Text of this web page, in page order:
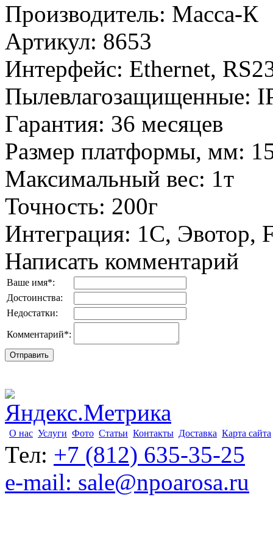
Производитель: Масса-К
Артикул: 8653
Интерфейс: Ethernet,
Пылевлагозащищенные:
Гарантия: 36 месяцев
Размер платформы, мм:
Максимальный вес: 1т
Точность: 200г
Интеграция: 1С,
Написать комментарий
Ваше имя*:
Достоинства:
Недостатки:
Комментарий*:
О нас Услуги Фото Статьи Контакты Доставка Карта сайта
Тел: +7 (812) 635-35-25
e-mail: sale@npoarosa.ru